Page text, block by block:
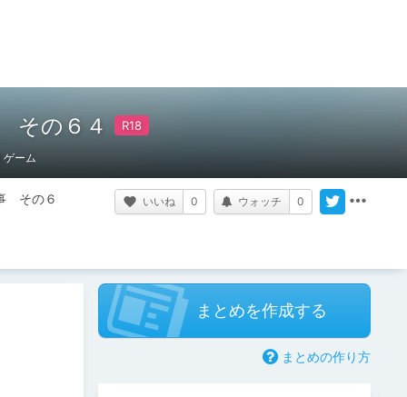
その６４
ゲーム
その６ いいね 0 ウォッチ 0
まとめを作成する
まとめの作り方